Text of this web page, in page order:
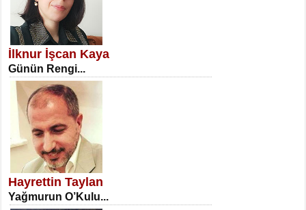
SATILMIŞ ÜMİT ÇETİNKAYA
Erkenlik...
NECLA DİLEK ARSLAN
Öğretmenler Günü Mahkemesi...
İlknur İşcan Kaya
Günün Rengi...
Hayrettin Taylan
Yağmurun O’Kulu...